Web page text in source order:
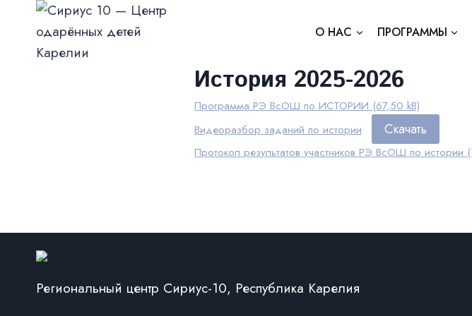
Перейти
содержимому
О НАС ПРОГРАММЫ
История 2025-2026
Программа РЭ ВсОШ по ИСТОРИИ
Видеоразбор заданий по истории
Скачать
Протокол результатов участников РЭ ВсОШ по истории
Региональный центр Сириус-10, Республика Карелия